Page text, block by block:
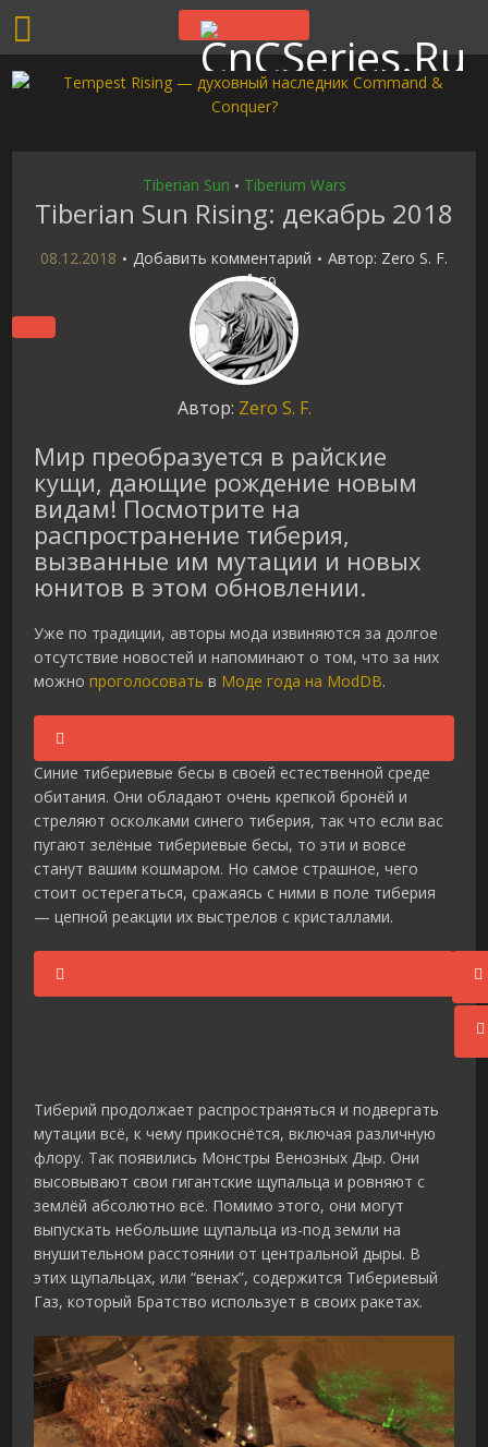
Tiberian Sun • Tiberium Wars
Tiberian Sun Rising: декабрь 2018
08.12.2018 Добавить комментарий Автор: Zero S. F.
59
Автор: Zero S. F.
Мир преобразуется в райские
кущи, дающие рождение новым
видам! Посмотрите на
распространение тиберия,
вызванные им мутации и новых
юнитов в этом обновлении.
Уже по традиции, авторы мода извиняются за долгое
отсутствие новостей и напоминают о том, что за них
можнопроголосовать в Моде года на ModDB.
Синие тибериевые бесы в своей естественной среде
обитания. Они обладают очень крепкой бронёй и
стреляют осколками синего тиберия, так что если вас
пугают зелёные тибериевые бесы, то эти и вовсе
станут вашим кошмаром. Но самое страшное, чего
стоит остерегаться, сражаясь с ними в поле тиберия
— цепной реакции их выстрелов с кристаллами.
Тиберий продолжает распространяться и подвергать
мутации всё, к чему прикоснётся, включая различную
флору. Так появились Монстры Венозных Дыр. Они
высовывают свои гигантские щупальца и ровняют с
землёй абсолютно всё. Помимо этого, они могут
выпускать небольшие щупальца из-под земли на
внушительном расстоянии от центральной дыры. В
этих щупальцах, или “венах”, содержится Тибериевый
Газ, который Братство использует в своих ракетах.